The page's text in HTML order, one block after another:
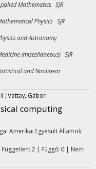
Mathematics SJR
Physics SJR
and Astronomy
(miscellaneous) SJR
and Nonlinear
; Vattay, Gábor
computing
Amerikai Egyesült Államok
2 | Függő: 0 | Nem